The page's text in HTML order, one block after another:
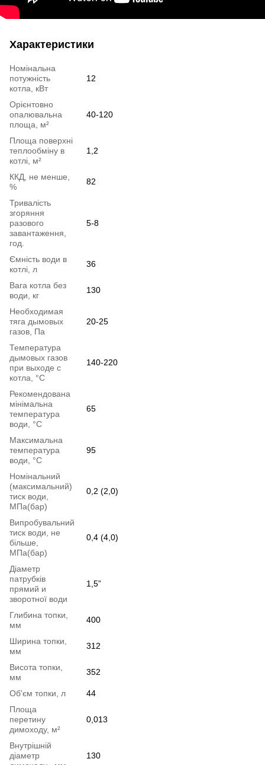
Характеристики
Номінальна
потужність
котла, кВт
12
Орієнтовно
опалювальна
площа, м²
40-120
Площа поверхні
теплообміну в
котлі, м²
1,2
ККД, не менше,
%
82
Тривалість
згоряння
разового
завантаження,
год.
5-8
Ємність води в
котлі, л
36
Вага котла без
води, кг
130
Необходимая
тяга дымовых
газов, Па
20-25
Температура
дымовых газов
при выходе с
котла, °С
140-220
Рекомендована
мінімальна
температура
води, °С
65
Максимальна
температура
води, °С
95
Номінальний
(максимальний)
тиск води,
МПа(бар)
0,2 (2,0)
Випробувальний
тиск води, не
більше,
МПа(бар)
0,4 (4,0)
Діаметр
патрубків
прямий и
зворотної води
1,5”
Глибина топки,
мм
400
Ширина топки,
мм
312
Висота топки,
мм
352
Об'єм топки, л
44
Площа
перетину
димоходу, м²
0,013
Внутрішній
діаметр
130